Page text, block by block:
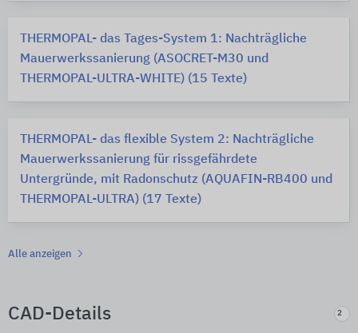
THERMOPAL- das Tages-System 1: Nachträgliche
Mauerwerkssanierung (ASOCRET-M30 und
THERMOPAL-ULTRA-WHITE) (15 Texte)
THERMOPAL- das flexible System 2: Nachträgliche
Mauerwerkssanierung für rissgefährdete
Untergründe, mit Radonschutz (AQUAFIN-RB400 und
THERMOPAL-ULTRA) (17 Texte)
Alle anzeigen
CAD-Details 2